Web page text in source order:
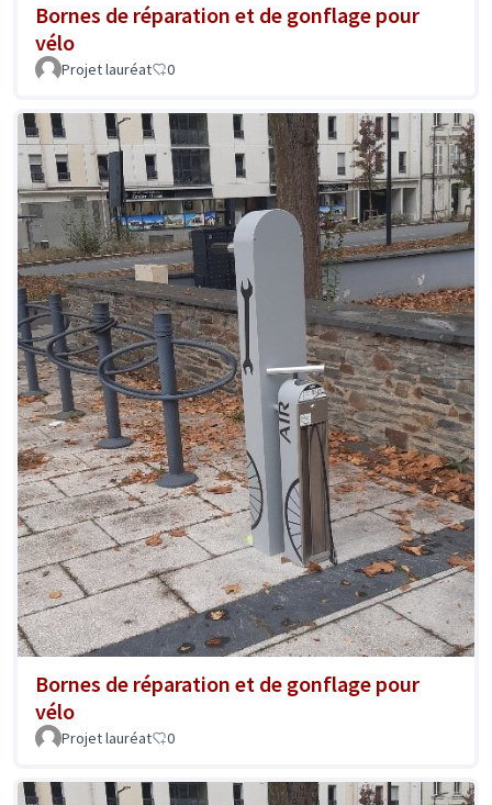
Bornes de réparation et de gonflage pour
vélo
Projet lauréat 0
Bornes de réparation et de gonflage pour
vélo
Projet lauréat 0